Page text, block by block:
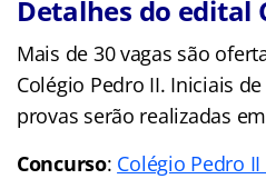
Detalhes do edital
Mais de 30 vagas são
Colégio Pedro II. Iniciais
provas serão realizadas
Concurso: Colégio Pedro II